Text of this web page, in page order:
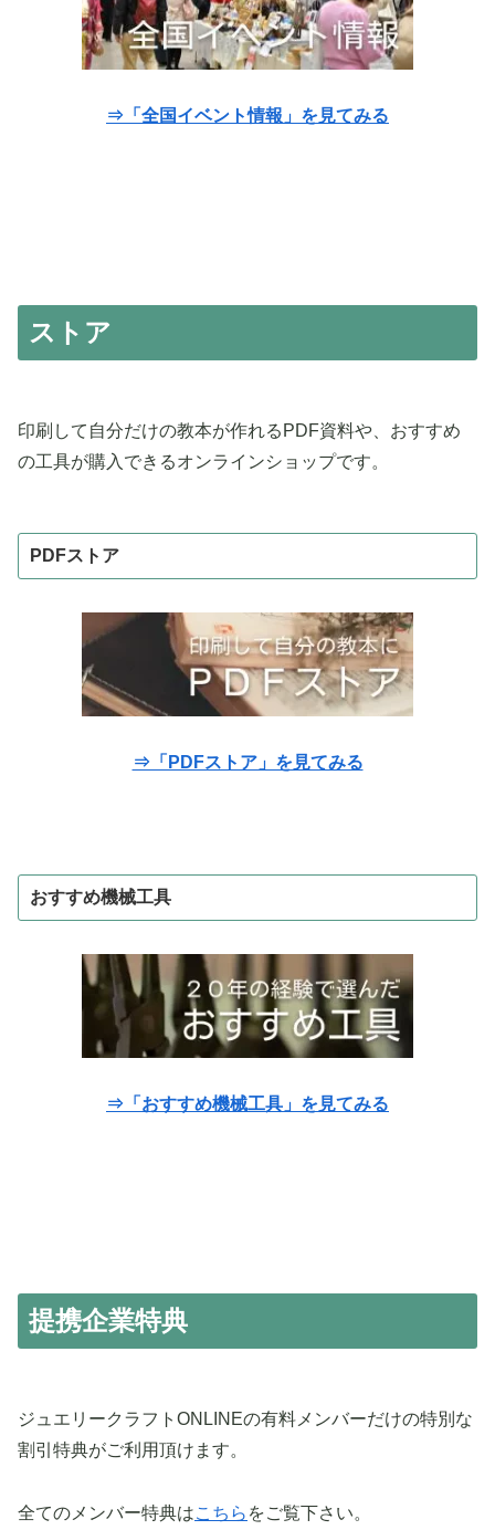
⇒「全国イベント情報」を見てみる
ストア
印刷して自分だけの教本が作れるPDF資料や、おすすめ
の工具が購入できるオンラインショップです。
PDFストア
⇒「PDFストア」を見てみる
おすすめ機械工具
⇒「おすすめ機械工具」を見てみる
提携企業特典
ジュエリークラフトONLINEの有料メンバーだけの特別な
割引特典がご利用頂けます。
全てのメンバー特典はこちら をご覧下さい。